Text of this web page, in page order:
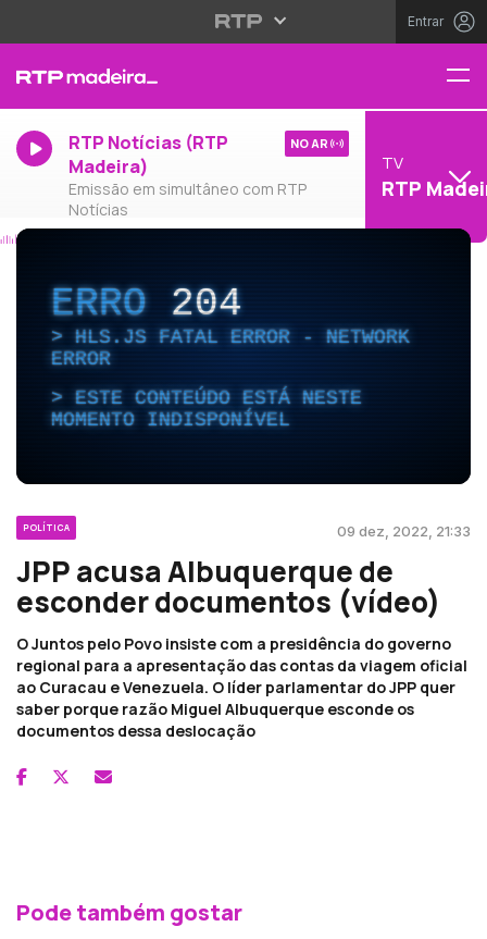
Entrar
RTP Notícias (RTP
Madeira)
Emissão em simultâneo com RTP
Notícias
NO AR
TV
RTP
ERRO204
HLS.JS FATAL ERROR - NETWORK
ERROR
ESTE CONTEÚDO ESTÁ NESTE
MOMENTO INDISPONÍVEL
POLÍTICA 09 dez, 2022, 21:33
JPP acusa Albuquerque de
esconder documentos (vídeo)
O Juntos pelo Povo insiste com a presidência do governo
regional para a apresentação das contas da viagem oficial
ao Curacau e Venezuela. O líder parlamentar do JPP quer
saber porque razão Miguel Albuquerque esconde os
documentos dessa deslocação
Pode também gostar